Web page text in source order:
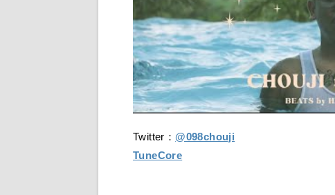
Twitter： @098chouji
TuneCore